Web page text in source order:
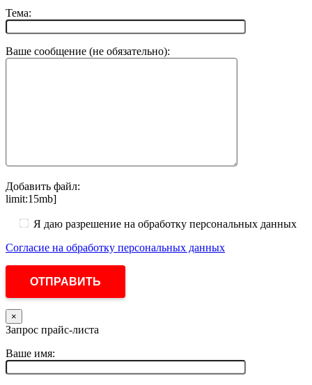
Тема:
Ваше сообщение (не обязательно):
Добавить файл:
limit:15mb]
Я даю разрешение на обработку персональных данных
Согласие на обработку персональных данных
×
Запрос прайс-листа
Ваше имя: